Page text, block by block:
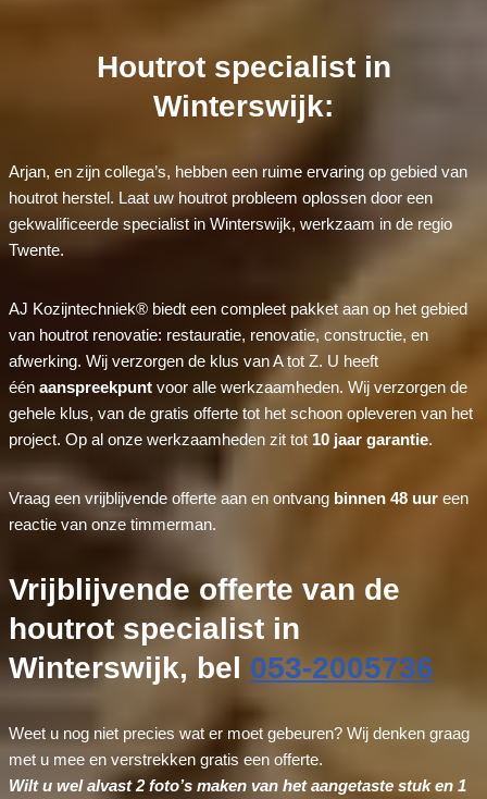
Houtrot specialist in
Winterswijk:
Arjan, en zijn collega’s, hebben een ruime ervaring op gebied van
houtrot herstel. Laat uw houtrot probleem oplossen door een
gekwalificeerde specialist in Winterswijk, werkzaam in de regio
Twente.
AJ Kozijntechniek® biedt een compleet pakket aan op het gebied
van houtrot renovatie: restauratie, renovatie, constructie, en
afwerking. Wij verzorgen de klus van A tot Z. U heeft
één aanspreekpuntvoor alle werkzaamheden. Wij verzorgen de
gehele klus, van de gratis offerte tot het schoon opleveren van het
project. Op al onze werkzaamheden zit tot 10 jaar garantie.
Vraag een vrijblijvende offerte aan en ontvang binnen 48 uureen
reactie van onze timmerman.
Vrijblijvende offerte van de
houtrot specialist in
Winterswijk, bel 053-2005736
Weet u nog niet precies wat er moet gebeuren? Wij denken graag
met u mee en verstrekken gratis een offerte.
Wilt u wel alvast 2 foto’s maken van het aangetaste stuk en 1